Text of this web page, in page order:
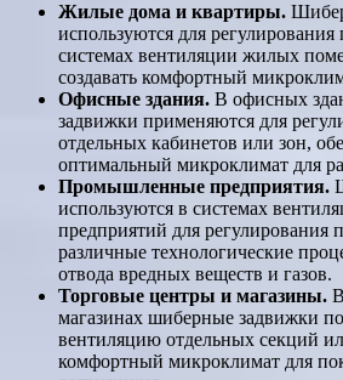
Жилые дома и квартиры.
используются для регулирования
системах вентиляции жилых
создавать комфортный
Офисные здания. В офисных
задвижки применяются для
отдельных кабинетов или зон,
оптимальный микроклимат для
Промышленные предприятия.
используются в системах
предприятий для регулирования
различные технологические
отвода вредных веществ и газов.
Торговые центры и магазины.
магазинах шиберные задвижки
вентиляцию отдельных секций
комфортный микроклимат для